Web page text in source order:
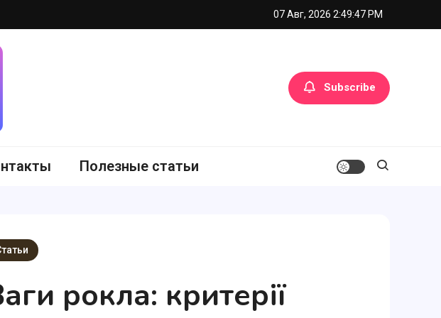
07 Авг, 2026 2:49:48 PM
Subscribe
Полезные статьи
рокла: критерії